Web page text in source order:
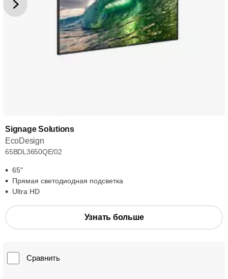
Signage Solutions
EcoDesign
65BDL3650QE/02
65"
Прямая светодиодная подсветка
Ultra HD
Узнать больше
Сравнить